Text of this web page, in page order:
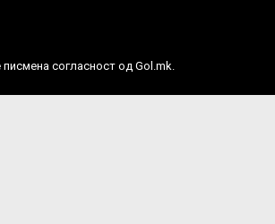
согласност од Gol.mk.